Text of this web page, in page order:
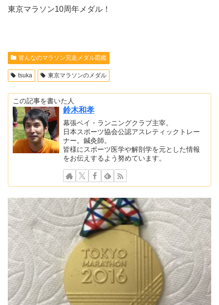
東京マラソン10周年メダル！
皆んなのマラソン完走メダル図鑑
tsuka 東京マラソンのメダル
この記事を書いた人
鈴木和孝
幕張ベイ・ランニングクラブ主宰。
日本スポーツ協会公認アスレティックトレー
ナー。鍼灸師。
皆様にスポーツ医学や解剖学を元とした情報
をお伝えするよう努めています。